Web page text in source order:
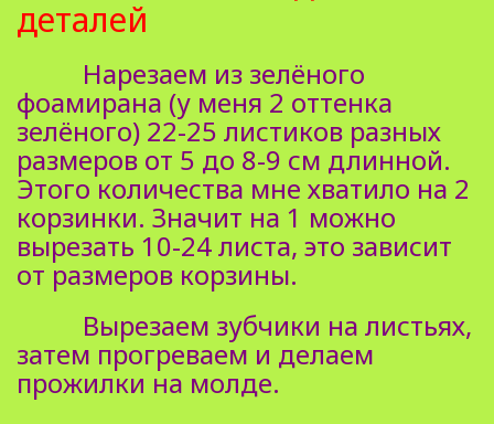
деталей
Нарезаем из зелёного
фоамирана (у меня 2 оттенка
зелёного) 22-25 листиков разных
размеров от 5 до 8-9 см длинной.
Этого количества мне хватило на 2
корзинки. Значит на 1 можно
вырезать 10-24 листа, это зависит
от размеров корзины.
Вырезаем зубчики на листьях,
затем прогреваем и делаем
прожилки на молде.